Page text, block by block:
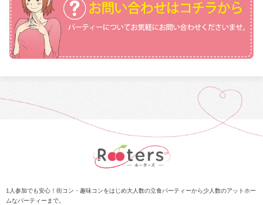
1人参加でも安心！街コン・趣味コンをはじめ大人数の立食パーティーから少人数のアットホー
ムなパーティーまで。